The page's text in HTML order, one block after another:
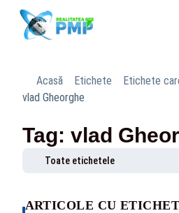
Acasă Etichete
Etichete
vlad Gheorghe
Tag: vlad
Toate etichetele
ARTICOLE CU